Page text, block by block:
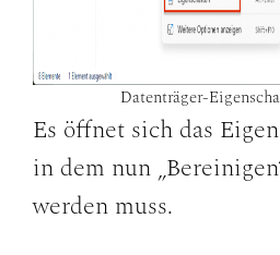
Datenträger-
Es öffnet sich das
in dem nun
werden muss.